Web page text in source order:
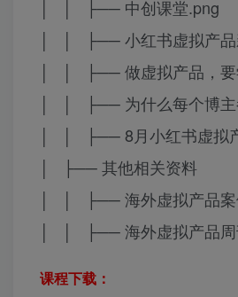
│ │ ├── 中创课堂.png
│ │ ├── 小红书虚拟产品
│ │ ├── 做虚拟产品，要
│ │ ├── 为什么每个博主
│ │ ├── 8月小红书虚拟产
│ ├── 其他相关资料
│ │ ├── 海外虚拟产品案
│ │ ├── 海外虚拟产品周
课程下载：